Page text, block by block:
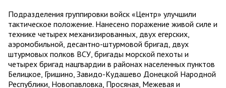
Подразделения группировки войск «Центр» улучшили
тактическое положение. Нанесено поражение живой силе и
технике четырех механизированных, двух егерских,
аэромобильной, десантно-штурмовой бригад, двух
штурмовых полков ВСУ, бригады морской пехоты и
четырех бригад нацгвардии в районах населенных пунктов
Белицкое, Гришино, Завидо-Кудашево Донецкой Народной
Республики, Новопавловка, Просяная, Межевая и